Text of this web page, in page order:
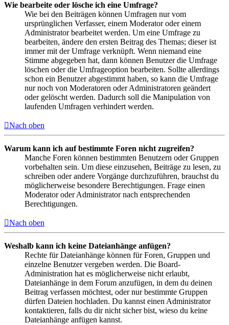
Wie bearbeite oder lösche ich eine Umfrage?
Wie bei den Beiträgen können Umfragen nur vom
ursprünglichen Verfasser, einem Moderator oder einem
Administrator bearbeitet werden. Um eine Umfrage zu
bearbeiten, ändere den ersten Beitrag des Themas; dieser ist
immer mit der Umfrage verknüpft. Wenn niemand eine
Stimme abgegeben hat, dann können Benutzer die Umfrage
löschen oder die Umfrageoption bearbeiten. Sollte allerdings
schon ein Benutzer abgestimmt haben, so kann die Umfrage
nur noch von Moderatoren oder Administratoren geändert
oder gelöscht werden. Dadurch soll die Manipulation von
laufenden Umfragen verhindert werden.
Nach oben
Warum kann ich auf bestimmte Foren nicht zugreifen?
Manche Foren können bestimmten Benutzern oder Gruppen
vorbehalten sein. Um diese einzusehen, Beiträge zu lesen, zu
schreiben oder andere Vorgänge durchzuführen, brauchst du
möglicherweise besondere Berechtigungen. Frage einen
Moderator oder Administrator nach entsprechenden
Berechtigungen.
Nach oben
Weshalb kann ich keine Dateianhänge anfügen?
Rechte für Dateianhänge können für Foren, Gruppen und
einzelne Benutzer vergeben werden. Die Board-
Administration hat es möglicherweise nicht erlaubt,
Dateianhänge in dem Forum anzufügen, in dem du deinen
Beitrag verfassen möchtest, oder nur bestimmte Gruppen
dürfen Dateien hochladen. Du kannst einen Administrator
kontaktieren, falls du dir nicht sicher bist, wieso du keine
Dateianhänge anfügen kannst.